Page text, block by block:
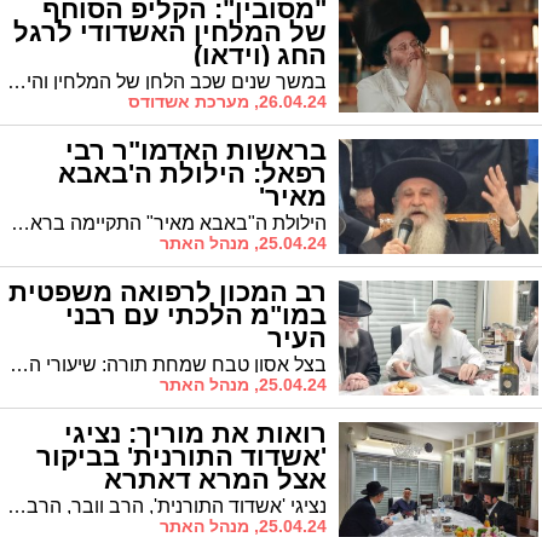
"מסובין": הקליפ הסוחף
של המלחין האשדודי לרגל
החג (וידאו)
במשך שנים שכב הלחן של המלחין והיוצר האשדודי אליעזר קאליש במגירתו של פנחס ביכלר. לקראת הפסח החליט המנצח ש'הגיע הזמן של שחרית' ויצא לפרויקט כשהוא מלהק להפקה את שלושת ענקי הזמר שלוימי גרטנר מלונדון, דוד המלחין דודי קאליש ואהרלה סאמט
26.04.24, מערכת אשדודס
בראשות האדמו"ר רבי
רפאל: הילולת ה'באבא
מאיר'
הילולת ה"באבא מאיר" התקיימה בראשות בנו האדמו"ר רבי רפאל אבוחצירא שליט"א
25.04.24, מנהל האתר
רב המכון לרפואה משפטית
במו"מ הלכתי עם רבני
העיר
בצל אסון טבח שמחת תורה: שיעורי הלכה וביקורים אצל רבני ואדמור"י העיר של הרה"ג ר' יעקב רוז'ה מומחה בעל שם עולמי בתחום הקבורה וזיהוי חללים
25.04.24, מנהל האתר
רואות את מוריך: נציגי
'אשדוד התורנית' בביקור
אצל המרא דאתרא
נציגי 'אשדוד התורנית', הרב וובר, הרב טננהויז והרב כהן ארזי, עלו לביתו של הגר"י שיינין שליט"א ששיבחם על עמידתם על נושאי הדת
25.04.24, מנהל האתר